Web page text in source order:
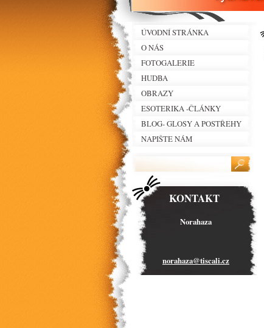
ÚVODNÍ STRÁNKA
O NÁS
FOTOGALERIE
HUDBA
OBRAZY
ESOTERIKA -ČLÁNKY
BLOG- GLOSY A POSTŘEHY
NAPIŠTE NÁM
KONTAKT
Norahaza
norahaza@tiscali.cz